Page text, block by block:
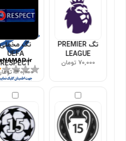
تگ PREMIER
LEAGUE
70,000 تومان
تگ
UEFA
RESPECT
130,000 تومان
اطلاعات